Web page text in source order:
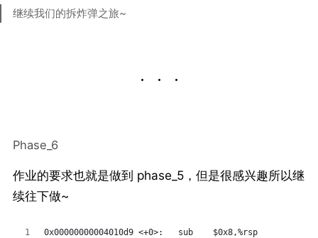
继续我们的拆炸弹之旅~
Phase_6
作业的要求也就是做到 phase_5，但是很感兴趣所以继
续往下做~
0x00000000004010d9 <+0>:   sub    $0x8,%rsp